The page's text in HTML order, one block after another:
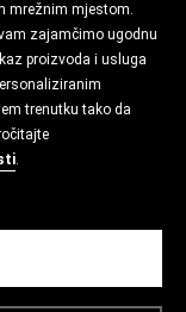
mrežnim mjestom.
zajamčimo ugodnu
proizvoda i usluga
trenutku tako da
.